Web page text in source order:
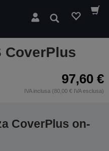
Cerca
CoverPlus
97,60 €
IVA inclusa (80,00 € IVA esclusa)
CoverPlus on-